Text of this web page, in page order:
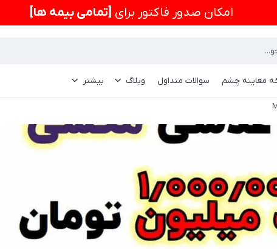
امكان صدور فاکتور برای [تمامی بیمه ها]
معاینه چشم سوالات متداول وبلاگ بیشتر